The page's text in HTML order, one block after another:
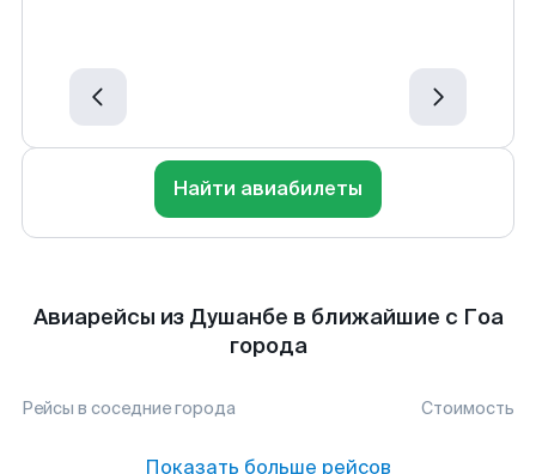
Найти авиабилеты
Авиарейсы из Душанбе в ближайшие с Гоа
города
Рейсы в соседние города Стоимость
Показать больше рейсов